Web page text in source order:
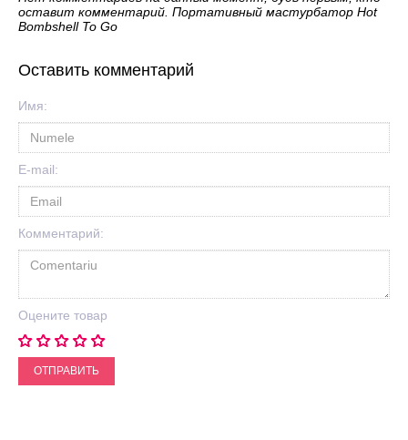
оставит комментарий. Портативный мастурбатор Hot
Bombshell To Go
Оставить комментарий
Имя:
E-mail:
Комментарий:
Оцените товар
ОТПРАВИТЬ